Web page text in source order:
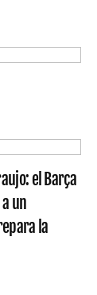
el Barça
un
la